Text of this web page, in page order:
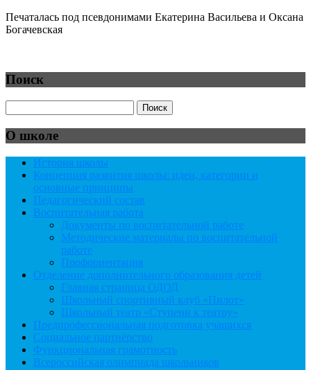
Печаталась под псевдонимами Екатерина Васильева и Оксана
Богачевская
Поиск
О школе
История школы
Концепция развития школы: идеи, категории и
основные принципы
Педагогический состав
Воспитательная работа
Документы по воспитательной работе
Методические материалы по воспитательной
работе
Профориентация
Отделение дополнительного образования детей
Главная страница ОДОД
Школьный спортивный клуб «Пилот»
Школьный театр «Ступени к театру»
Предпрофессиональная подготовка учащихся
Социальное партнёрство
Функциональная грамотность
Всероссийская олимпиада школьников